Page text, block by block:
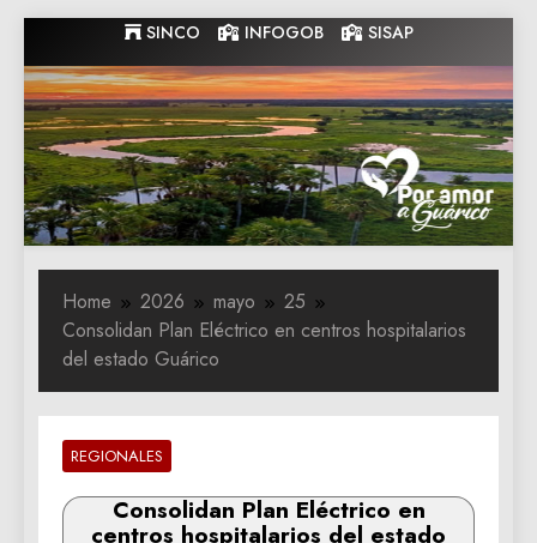
to
content
SINCO INFOGOB SISAP
Gobernacion
de Guarico
Gobernacion de Guarico
Home 2026 mayo
25
Consolidan Plan Eléctrico en centros hospitalarios
del estado Guárico
REGIONALES
Consolidan Plan Eléctrico en
centros hospitalarios del estado